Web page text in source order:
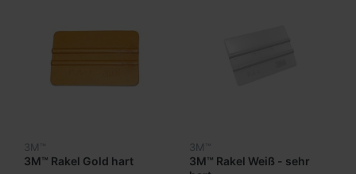
3M™
3M™ Rakel Gold hart
3M™
3M™ Rakel Weiß - sehr